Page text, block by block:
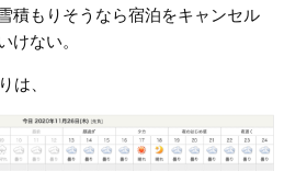
積もりそうなら宿泊をキャンセル
けない。
は、